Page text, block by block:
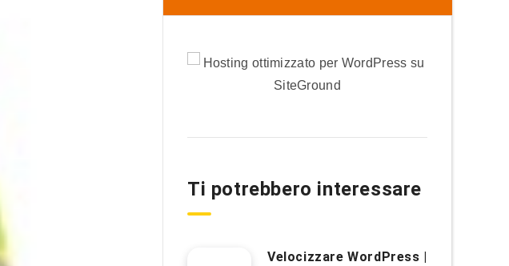
Ti potrebbero interessare
Velocizzare WordPress |